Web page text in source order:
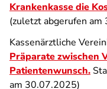
Krankenkasse die
(zuletzt abgerufen
Kassenärztliche
Präparate zwischen
Patientenwunsch.
am 30.07.2025)